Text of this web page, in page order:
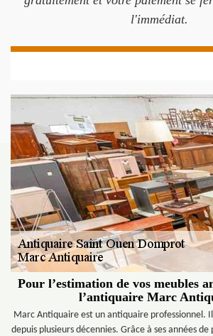
l'immédiat.
Pour l’estimation de vos meubles
l’antiquaire Marc
Marc Antiquaire est un antiquaire professionnel.
depuis plusieurs décennies. Grâce à ses années